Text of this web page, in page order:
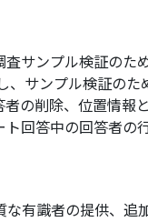
サンプル検証のた
サンプル検証のた
の削除、位置情報
回答中の回答者の
有識者の提供、追